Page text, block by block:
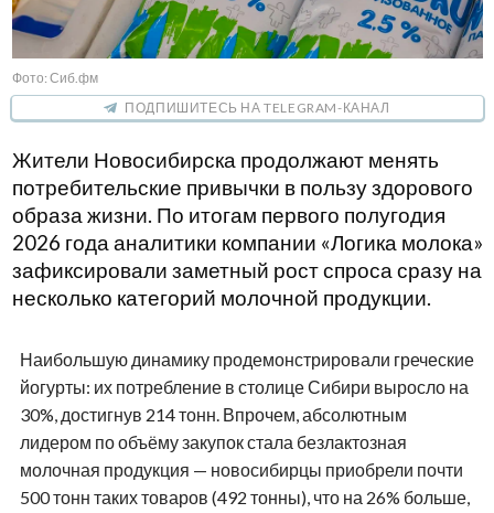
Фото: Сиб.фм
ПОДПИШИТЕСЬ НА TELEGRAM-КАНАЛ
Жители Новосибирска продолжают менять
потребительские привычки в пользу здорового
образа жизни. По итогам первого полугодия
2026 года аналитики компании «Логика молока»
зафиксировали заметный рост спроса сразу на
несколько категорий молочной продукции.
Наибольшую динамику продемонстрировали греческие
йогурты: их потребление в столице Сибири выросло на
30%, достигнув 214 тонн. Впрочем, абсолютным
лидером по объёму закупок стала безлактозная
молочная продукция — новосибирцы приобрели почти
500 тонн таких товаров (492 тонны), что на 26% больше,